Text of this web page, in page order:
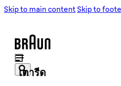
Skip to main contentSkip toเครื่องช
เ
เตารีด